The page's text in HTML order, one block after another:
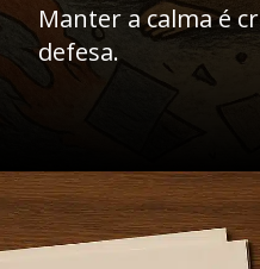
Manter a calma é
defesa.
Opening